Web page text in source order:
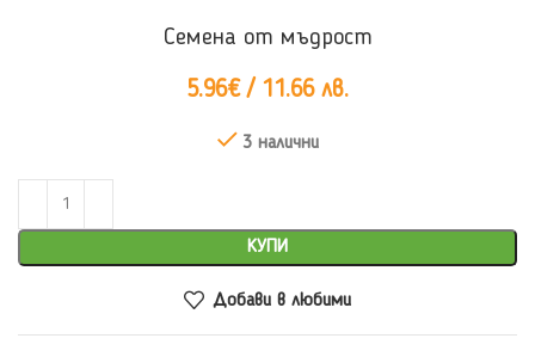
Семена от мъдрост
5.96€/ 11.66 лв.
3 налични
КУПИ
Добави в любими